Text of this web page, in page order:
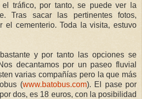
tráfico, por tanto, se puede ver la
Tras sacar las pertinentes fotos,
el cementerio. Toda la visita, estuvo
y por tanto las opciones se
decantamos por un paseo fluvial
varias compañías pero la que más
(www.batobus.com). El pase por
dos, es 18 euros, con la posibilidad